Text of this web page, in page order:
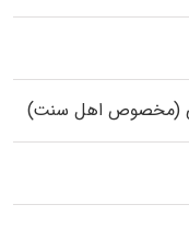
(مخصوص اهل سنت)